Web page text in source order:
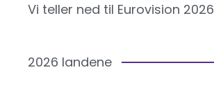
Vi teller ned til Eurovision 2026
2026 landene